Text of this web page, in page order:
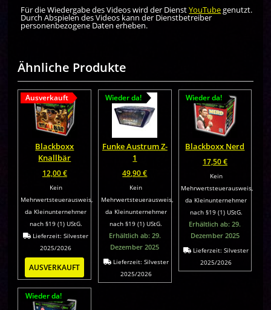
Für die Wiedergabe des Videos wird der DienstYouTubegenutzt.
Durch Abspielen des Videos kann der Dienstbetreiber
personenbezogene Daten erheben.
Ähnliche Produkte
Ausverkauft
Blackboxx
Knallbär
12,00€
Kein
Mehrwertsteuerausweis,
da Kleinunternehmer
nach §19 (1) UStG.
Lieferzeit:Silvester
2025/2026
AUSVERKAUFT
Wieder da!
Funke Austrum Z-
1
49,90€
Kein
Mehrwertsteuerausweis,
da Kleinunternehmer
nach §19 (1) UStG.
Erhältlich ab: 29.
Dezember 2025
Lieferzeit: Silvester
2025/2026
Wieder da!
Blackboxx Nerd
17,50€
Kein
Mehrwertsteuerausweis,
da Kleinunternehmer
nach §19 (1) UStG.
Erhältlich ab: 29.
Dezember 2025
Lieferzeit:Silvester
2025/2026
Wieder da!